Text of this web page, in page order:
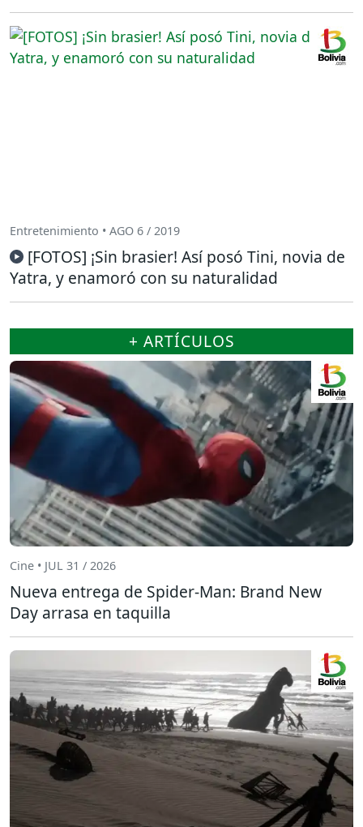
Entretenimiento • AGO 6 / 2019
[FOTOS] ¡Sin brasier! Así posó Tini, novia de
Yatra, y enamoró con su naturalidad
+ ARTÍCULOS
Cine • JUL 31 / 2026
Nueva entrega de Spider-Man: Brand New
Day arrasa en taquilla